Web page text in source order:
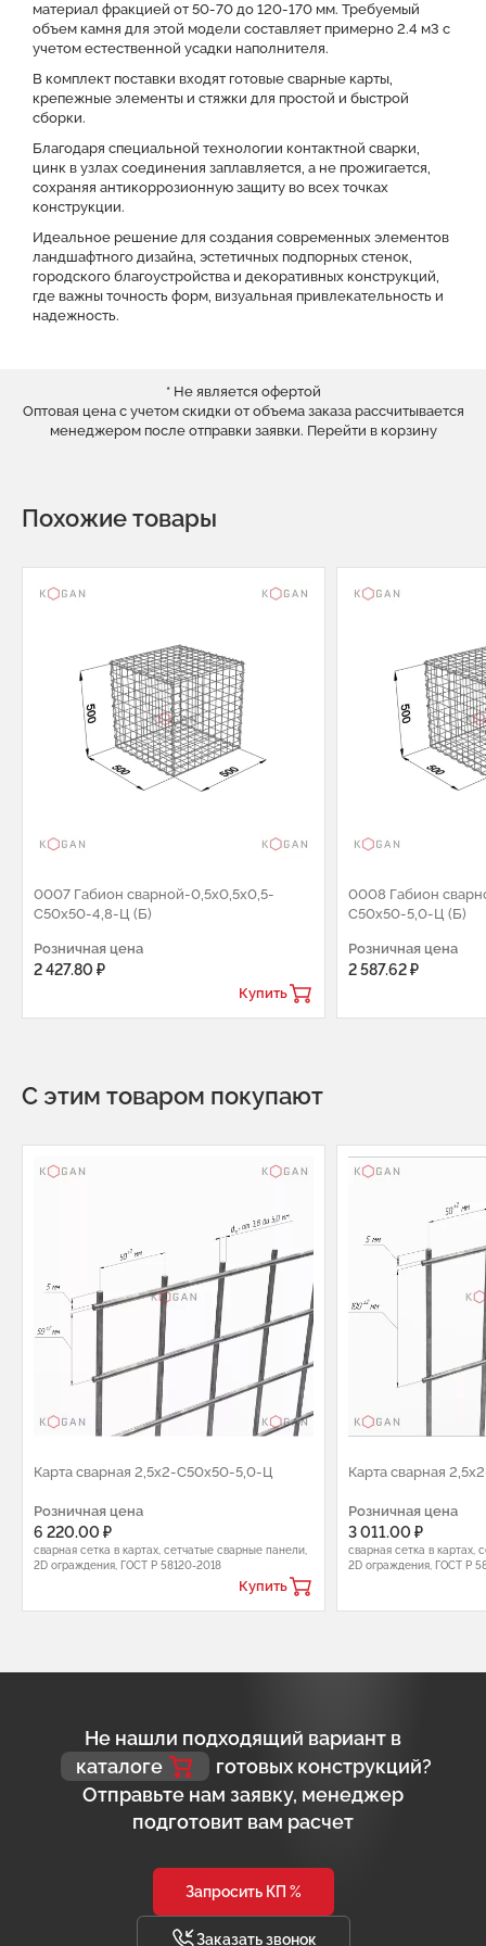
материал фракцией от 50-70 до 120-170 мм. Требуемый
объем камня для этой модели составляет примерно 2.4 м3 с
учетом естественной усадки наполнителя.
В комплект поставки входят готовые сварные карты,
крепежные элементы и стяжки для простой и быстрой
сборки.
Благодаря специальной технологии контактной сварки,
цинк в узлах соединения заплавляется, а не прожигается,
сохраняя антикоррозионную защиту во всех точках
конструкции.
Идеальное решение для создания современных элементов
ландшафтного дизайна, эстетичных подпорных стенок,
городского благоустройства и декоративных конструкций,
где важны точность форм, визуальная привлекательность и
надежность.
* Не является офертой
Оптовая цена с учетом скидки от объема заказа рассчитывается
менеджером после отправки заявки. Перейти в корзину
Похожие товары
0007 Габион сварной-0,5х0,5х0,5-
С50х50-4,8-Ц (Б)
Розничная цена
2 427.80 ₽
Купить
0008 Габион
С50х50-5,0-Ц (Б)
Розничная цена
2 587.62 ₽
С этим товаром покупают
Карта сварная 2,5х2-С50х50-5,0-Ц
Розничная цена
6 220.00 ₽
сварная сетка в картах, сетчатые сварные панели,
2D ограждения, ГОСТ Р 58120-2018
Купить
Карта сварная
Розничная цена
3 011.00 ₽
сварная сетка в картах,
2D ограждения, ГОСТ Р
Не нашли подходящий вариант в
каталоге
готовых конструкций?
Отправьте нам заявку, менеджер
подготовит вам расчет
Запросить КП %
Заказать звонок